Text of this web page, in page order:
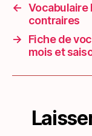
← Vocabulaire
contraires
→
Fiche de
mois et